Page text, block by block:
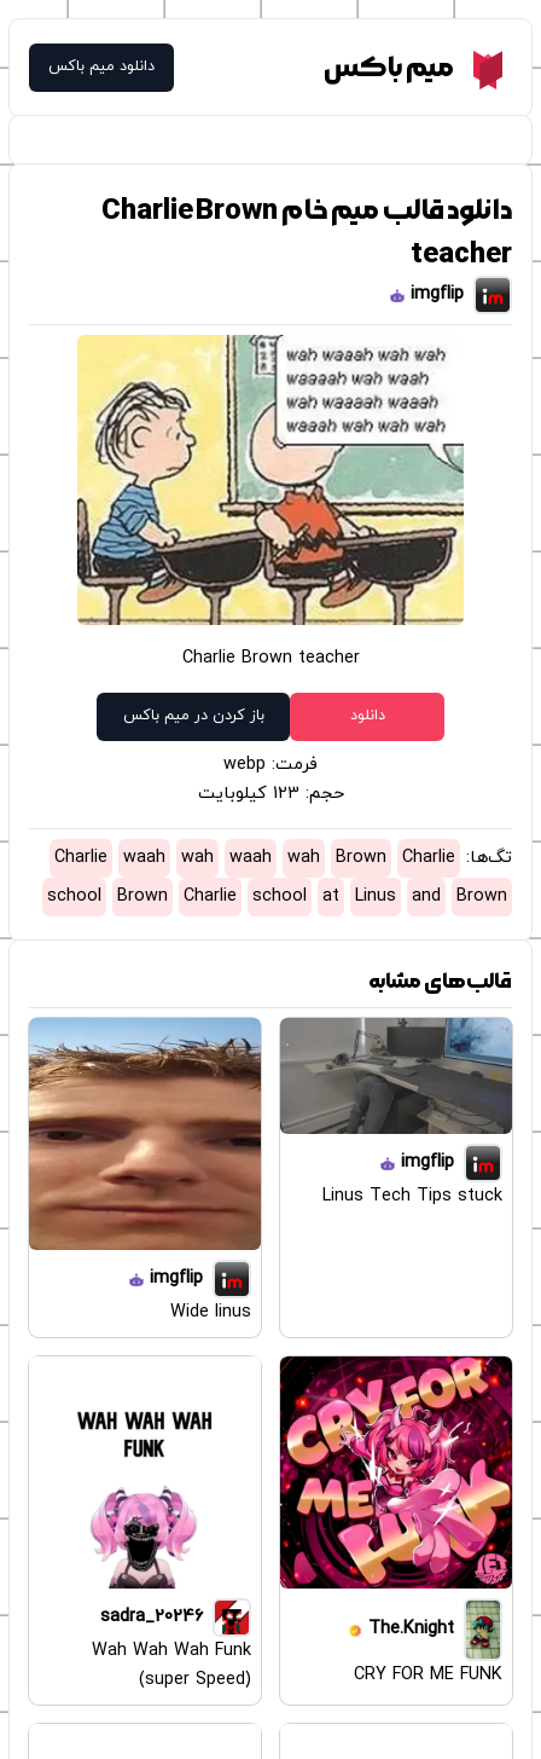
Meme Boxمیم باکس دانلود میم باکس
دانلود قالب میم خام Charlie Brown
teacher
imgflip
Charlie Brown teacher
دانلود باز کردن در میم باکس
فرمت: webp
حجم: 123 کیلوبایت
تگ‌ها: Charlie
Brown
wah
waah
wah
waah
Charlie
Brown
and
Linus
at
school
Charlie
Brown
school
قالب‌های مشابه
imgflip
Linus Tech Tips stuck
imgflip
Wide linus
The.Knight
CRY FOR ME FUNK
sadra_20246
Wah Wah Wah Funk
(super Speed)